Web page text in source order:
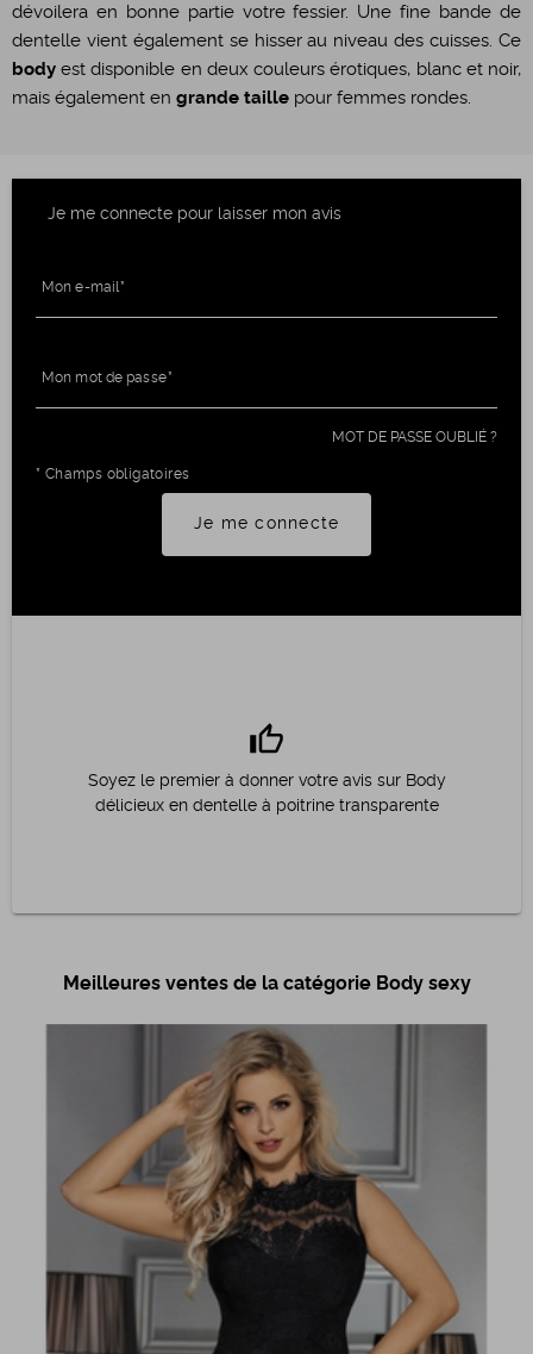
dévoilera en bonne partie votre fessier. Une fine bande de
dentelle vient également se hisser au niveau des cuisses. Ce
bodyest disponible en deux couleurs érotiques, blanc et noir,
mais également en grande taille pour femmes rondes.
Je me connecte pour laisser mon avis
* Champs obligatoires
Mon e-mail
Mon mot de passe
MOT DE PASSE OUBLIÉ ?
Je me connecte
thumb_up
Soyez le premier à donner votre avis sur Body
délicieux en dentelle à poitrine transparente
Meilleures ventes de la catégorie Body sexy